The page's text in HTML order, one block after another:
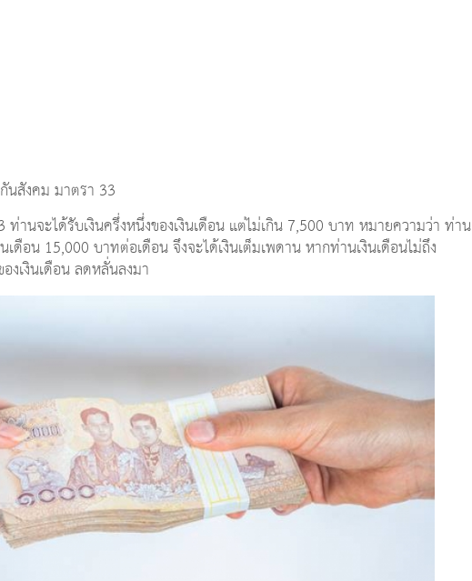
นสังคม มาตรา 33
านจะได้รับเงินครึ่งหนึ่งของเงินเดือน แต่ไม่เกิน 7,500 บาท หมายความว่า ท่าน
ดือน 15,000 บาทต่อเดือน จึงจะได้เงินเต็มเพดาน หากท่านเงินเดือนไม่ถึง
งเงินเดือน ลดหลั่นลงมา